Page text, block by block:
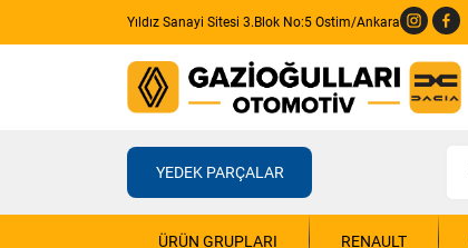
Yıldız Sanayi Sitesi 3.Blok No:5 Ostim/Ankara
YEDEK PARÇALAR
ÜRÜN GRUPLARI RENAULT